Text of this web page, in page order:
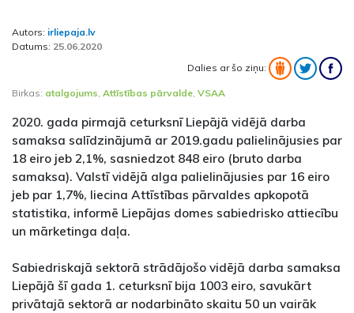
Autors: irliepaja.lv
Datums: 25.06.2020
Dalies ar šo ziņu:
Birkas: atalgojums, Attīstības pārvalde, VSAA
2020. gada pirmajā ceturksnī Liepājā vidējā darba
samaksa salīdzinājumā ar 2019.gadu palielinājusies par
18 eiro jeb 2,1%, sasniedzot 848 eiro (bruto darba
samaksa). Valstī vidējā alga palielinājusies par 16 eiro
jeb par 1,7%, liecina Attīstības pārvaldes apkopotā
statistika, informē Liepājas domes sabiedrisko attiecību
un mārketinga daļa.
Sabiedriskajā sektorā strādājošo vidējā darba samaksa
Liepājā šī gada 1. ceturksnī bija 1003 eiro, savukārt
privātajā sektorā ar nodarbināto skaitu 50 un vairāk